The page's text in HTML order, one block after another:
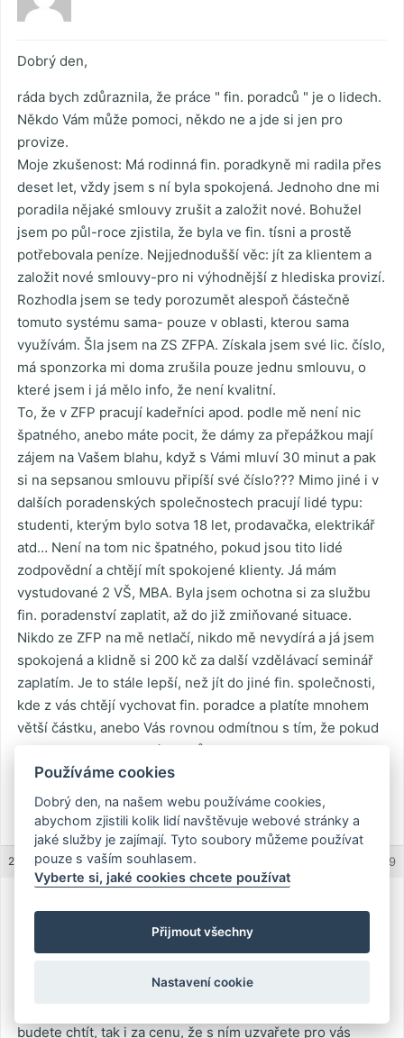
Dobrý den,
ráda bych zdůraznila, že práce " fin. poradců " je o lidech.
Někdo Vám může pomoci, někdo ne a jde si jen pro
provize.
Moje zkušenost: Má rodinná fin. poradkyně mi radila přes
deset let, vždy jsem s ní byla spokojená. Jednoho dne mi
poradila nějaké smlouvy zrušit a založit nové. Bohužel
jsem po půl-roce zjistila, že byla ve fin. tísni a prostě
potřebovala peníze. Nejjednodušší věc: jít za klientem a
založit nové smlouvy-pro ni výhodnější z hlediska provizí.
Rozhodla jsem se tedy porozumět alespoň částečně
tomuto systému sama- pouze v oblasti, kterou sama
využívám. Šla jsem na ZS ZFPA. Získala jsem své lic. číslo,
má sponzorka mi doma zrušila pouze jednu smlouvu, o
které jsem i já mělo info, že není kvalitní.
To, že v ZFP pracují kadeřníci apod. podle mě není nic
špatného, anebo máte pocit, že dámy za přepážkou mají
zájem na Vašem blahu, když s Vámi mluví 30 minut a pak
si na sepsanou smlouvu připíší své číslo??? Mimo jiné i v
dalších poradenských společnostech pracují lidé typu:
studenti, kterým bylo sotva 18 let, prodavačka, elektrikář
atd… Není na tom nic špatného, pokud jsou tito lidé
zodpovědní a chtějí mít spokojené klienty. Já mám
vystudované 2 VŠ, MBA. Byla jsem ochotna si za službu
fin. poradenství zaplatit, až do již zmiňované situace.
Nikdo ze ZFP na mě netlačí, nikdo mě nevydírá a já jsem
spokojená a klidně si 200 kč za další vzdělávací seminář
zaplatím. Je to stále lepší, než jít do jiné fin. společnosti,
kde z vás chtějí vychovat fin. poradce a platíte mnohem
větší částku, anebo Vás rovnou odmítnou s tím, že pokud
nechcete pracovat, máte smůlu.
Yetti
22.11.2011 (15:43) #1579
REPLY
To všechno je mazání medu kolem huby. Když něco
budete chtít, tak i za cenu, že s ním uzvařete pro vás
Používáme cookies
Dobrý den, na našem webu používáme cookies,
abychom zjistili kolik lidí navštěvuje webové stránky a
jaké služby je zajímají. Tyto soubory můžeme používat
pouze s vaším souhlasem.
Vyberte si, jaké cookies chcete používat
Přijmout všechny
Nastavení cookie